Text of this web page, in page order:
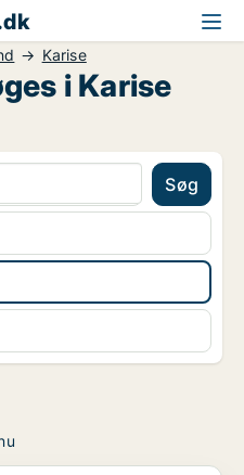
Karise
i Karise
Søg